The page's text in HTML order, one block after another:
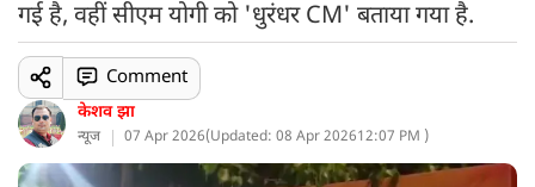
गई है, वहीं सीएम योगी को 'धुरंधर CM' बताया गया है.
केशव झा
न्यूज 07 Apr 2026(Updated: 08 Apr 202612:07 PM )
Comment